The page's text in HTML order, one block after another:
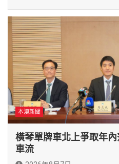
本澳新聞
橫琴單牌車北上爭取年
車流